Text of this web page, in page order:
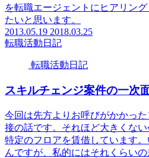
を転職エージェントにヒアリン
たいと思います。
2013.05.19 2018.03.25
転職活動日記
転職活動日記
スキルチェンジ案件の一次
今回は先方よりお呼びがかかっ
接の話です。それほど大きくな
特定のフロアを賃借しています
んですが、私的にはそれくらい